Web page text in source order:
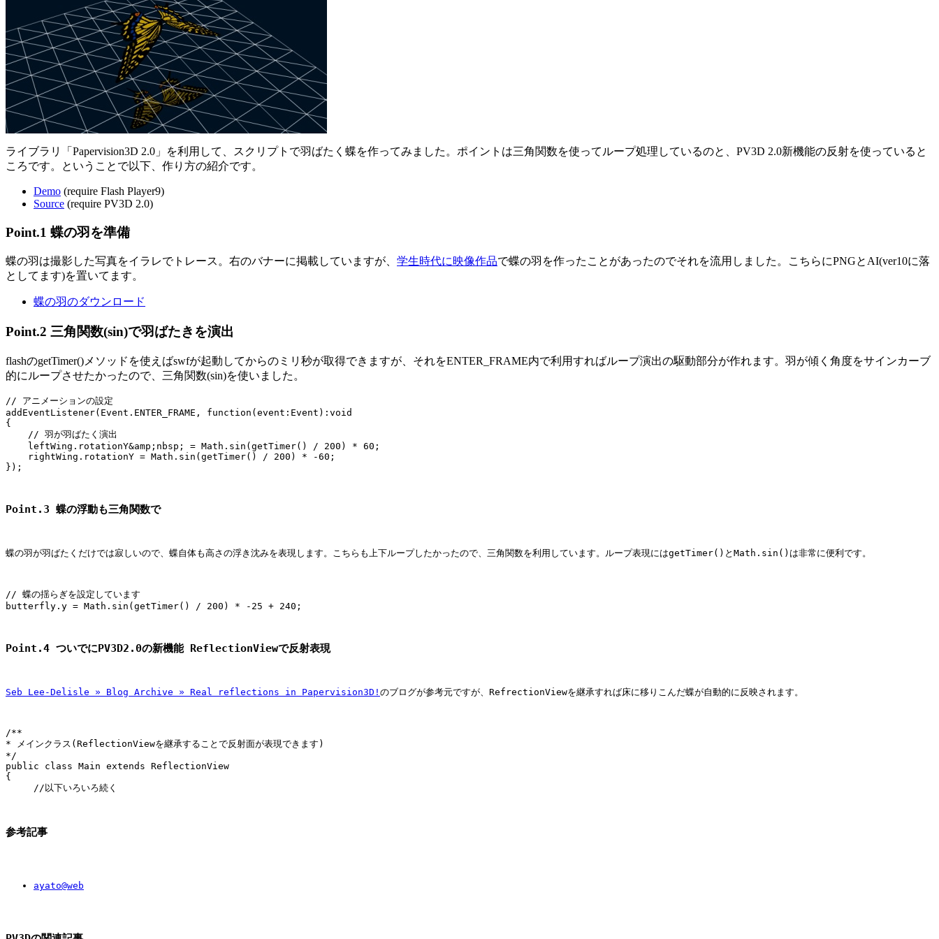
ライブラリ「Papervision3D 2.0」を利用して、スクリプトで羽ばたく蝶を作ってみました。ポイントは三角関数を使ってループ処理しているのと、PV3D 2.0新機能の反射を使っていると
ころです。ということで以下、作り方の紹介です。
Demo (require Flash Player9)
Source (require PV3D 2.0)
Point.1 蝶の羽を準備
蝶の羽は撮影した写真をイラレでトレース。右のバナーに掲載していますが、 学生時代に映像作品で蝶の羽を作ったことがあったのでそれを流用しました。こちらにPNGとAI(ver10に落
としてます)を置いてます。
蝶の羽のダウンロード
Point.2 三角関数(sin)で羽ばたきを演出
flashのgetTimer()メソッドを使えばswfが起動してからのミリ秒が取得できますが、それをENTER_FRAME内で利用すればループ演出の駆動部分が作れます。羽が傾く角度をサインカーブ
的にループさせたかったので、三角関数(sin)を使いました。
// アニメーションの設定
addEventListener(Event.ENTER_FRAME, function(event:Event):void
{
    // 羽が羽ばたく演出
    leftWing.rotationY&amp;nbsp; = Math.sin(getTimer() / 200) * 60;
    rightWing.rotationY = Math.sin(getTimer() / 200) * -60;
Point.3 蝶の浮動も三角関数で
蝶の羽が羽ばたくだけでは寂しいので、蝶自体も高さの浮き沈みを表現します。こちらも上下ループしたかったので、三角関数を利用しています。ループ表現にはgetTimer()とMath.sin()は非常に便利です。
// 蝶の揺らぎを設定しています
Point.4 ついでにPV3D2.0の新機能 ReflectionViewで反射表現
Seb Lee-Delisle » Blog Archive » Real reflections in Papervision3D! のブログが参考元ですが、RefrectionViewを継承すれば床に移りこんだ蝶が自動的に反映されます。
/**
* メインクラス(ReflectionViewを継承することで反射面が表現できます)
*/
public class Main extends ReflectionView
{
参考記事
ayato@web